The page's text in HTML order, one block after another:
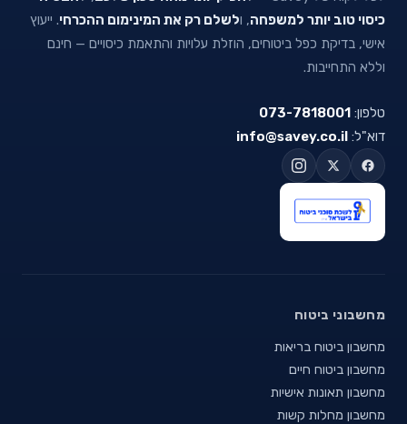
כיסוי טוב יותר למשפחה, ולשלם רק את המינימום ההכרחי. ייעוץ
אישי, בדיקת כפל ביטוחים, הוזלת עלויות והתאמת כיסויים — חינם
וללא התחייבות.
טלפון: 073-7818001
דוא"ל: info@savey.co.il
מחשבוני ביטוח
מחשבון ביטוח בריאות
מחשבון ביטוח חיים
מחשבון תאונות אישיות
מחשבון מחלות קשות